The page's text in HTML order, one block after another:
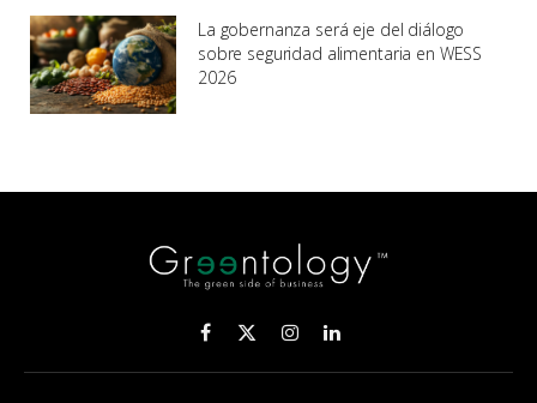
La gobernanza será eje del diálogo
sobre seguridad alimentaria en WESS
2026
Facebook
X
(Twitter)
InstagramLinkedIn